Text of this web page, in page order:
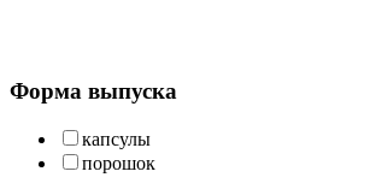
Форма выпуска
капсулы
порошок